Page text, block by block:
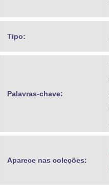
Tipo:
Palavras-chave:
Aparece nas coleções: